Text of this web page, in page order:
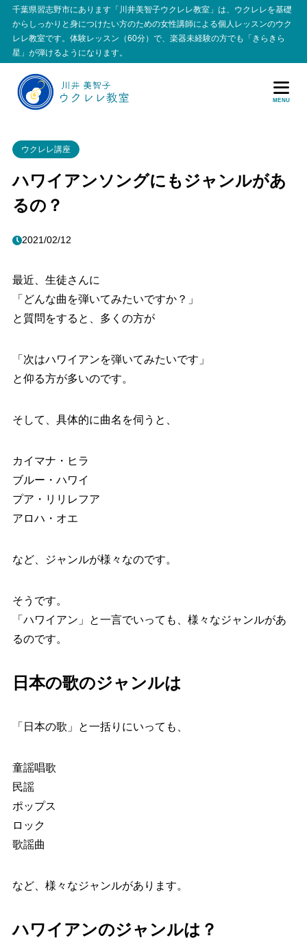
千葉県習志野市にあります「川井美智子ウクレレ教室」は、ウクレレを基礎
からしっかりと身につけたい方のための女性講師による個人レッスンのウク
レレ教室です。体験レッスン（60分）で、楽器未経験の方でも「きらきら
星」が弾けるようになります。
MENU
ウクレレ講座
ハワイアンソングにもジャンルがあ
るの？
2021/02/12
最近、生徒さんに
「どんな曲を弾いてみたいですか？」
と質問をすると、多くの方が
「次はハワイアンを弾いてみたいです」
と仰る方が多いのです。
そして、具体的に曲名を伺うと、
カイマナ・ヒラ
ブルー・ハワイ
プア・リリレフア
アロハ・オエ
など、ジャンルが様々なのです。
そうです。
「ハワイアン」と一言でいっても、様々なジャンルがあ
るのです。
日本の歌のジャンルは
「日本の歌」と一括りにいっても、
童謡唱歌
民謡
ポップス
ロック
歌謡曲
など、様々なジャンルがあります。
ハワイアンのジャンルは？